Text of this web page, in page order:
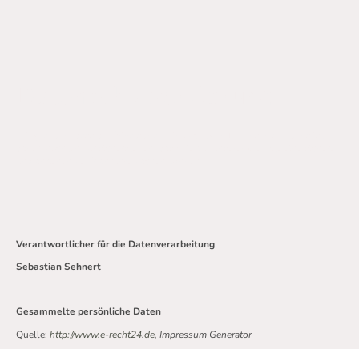
Verantwortlicher für die Datenverarbeitung
Sebastian Sehnert
Gesammelte persönliche Daten
Quelle: http://www.e-recht24.de, Impressum Generator